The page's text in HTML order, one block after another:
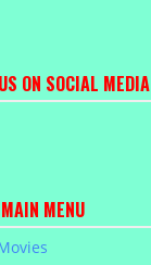
ON SOCIAL MEDIA
MAIN MENU